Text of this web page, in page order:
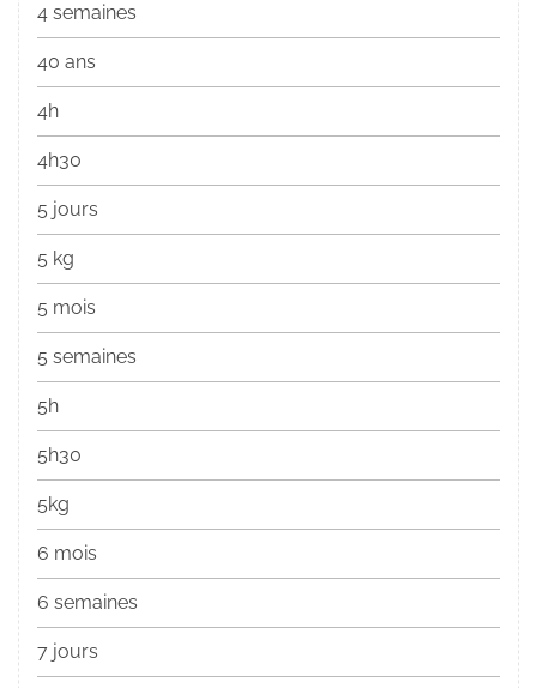
4 semaines
40 ans
4h
4h30
5 jours
5 kg
5 mois
5 semaines
5h
5h30
5kg
6 mois
6 semaines
7 jours